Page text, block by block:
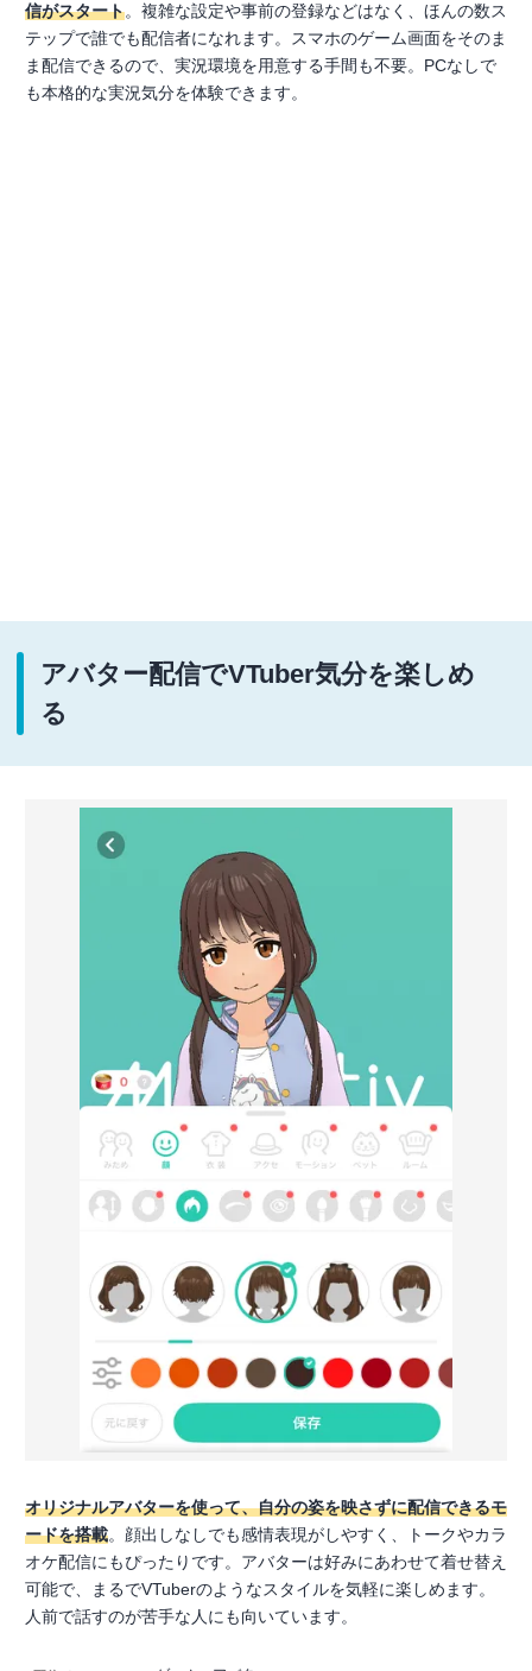
信がスタート。複雑な設定や事前の登録などはなく、ほんの数ス
テップで誰でも配信者になれます。スマホのゲーム画面をそのま
ま配信できるので、実況環境を用意する手間も不要。PCなしで
も本格的な実況気分を体験できます。
アバター配信でVTuber気分を楽しめ
る
オリジナルアバターを使って、自分の姿を映さずに配信できるモ
ードを搭載。顔出しなしでも感情表現がしやすく、トークやカラ
オケ配信にもぴったりです。アバターは好みにあわせて着せ替え
可能で、まるでVTuberのようなスタイルを気軽に楽しめます。
人前で話すのが苦手な人にも向いています。